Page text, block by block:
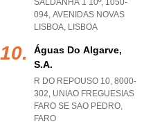
SALDANHA 1 10º, 1050-
094, AVENIDAS NOVAS
LISBOA, LISBOA
Águas Do Algarve,
S.a.
R DO REPOUSO 10, 8000-
302, UNIAO FREGUESIAS
FARO SE SAO PEDRO,
FARO